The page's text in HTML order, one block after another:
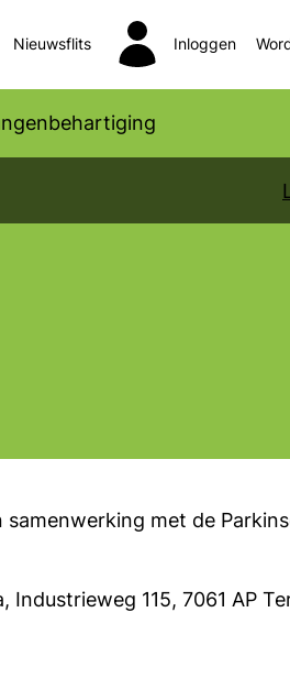
Nieuwsflits Inloggen
met de
115, 7061 AP